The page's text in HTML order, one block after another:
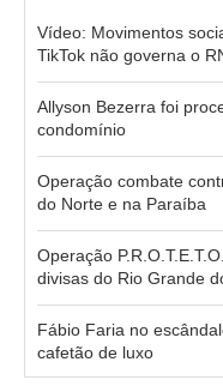
Vídeo: Movimentos
TikTok não governa o
Allyson Bezerra foi
condomínio
Operação combate
do Norte e na Paraíba
Operação
divisas do Rio Grande
Fábio Faria no
cafetão de luxo